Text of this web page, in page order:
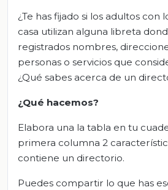
¿Te has fijado si los adultos con
casa utilizan alguna libreta
registrados nombres,
personas o servicios que
¿Qué sabes acerca de un
¿Qué hacemos?
Elabora una la tabla en tu
primera columna 2
contiene un directorio.
Puedes compartir lo que has